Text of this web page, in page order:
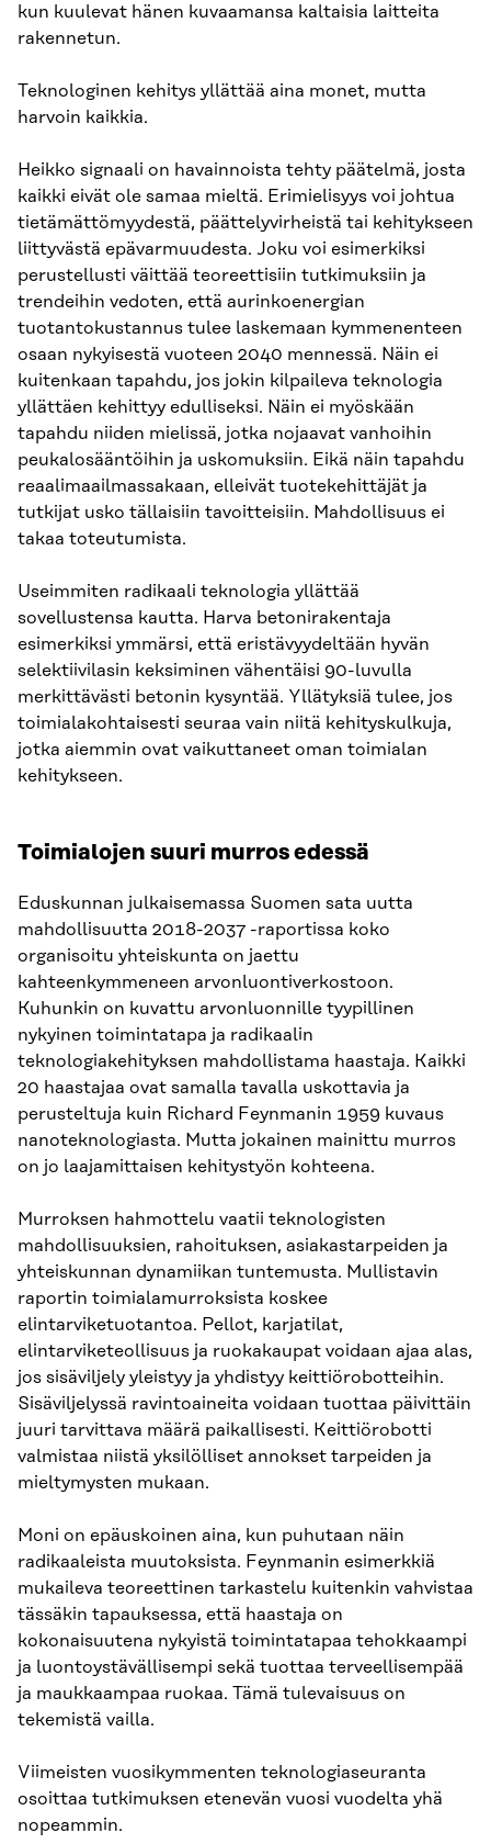
kun kuulevat hänen kuvaamansa kaltaisia laitteita
rakennetun.
Teknologinen kehitys yllättää aina monet, mutta
harvoin kaikkia.
Heikko signaali on havainnoista tehty päätelmä, josta
kaikki eivät ole samaa mieltä. Erimielisyys voi johtua
tietämättömyydestä, päättelyvirheistä tai kehitykseen
liittyvästä epävarmuudesta. Joku voi esimerkiksi
perustellusti väittää teoreettisiin tutkimuksiin ja
trendeihin vedoten, että aurinkoenergian
tuotantokustannus tulee laskemaan kymmenenteen
osaan nykyisestä vuoteen 2040 mennessä. Näin ei
kuitenkaan tapahdu, jos jokin kilpaileva teknologia
yllättäen kehittyy edulliseksi. Näin ei myöskään
tapahdu niiden mielissä, jotka nojaavat vanhoihin
peukalosääntöihin ja uskomuksiin. Eikä näin tapahdu
reaalimaailmassakaan, elleivät tuotekehittäjät ja
tutkijat usko tällaisiin tavoitteisiin. Mahdollisuus ei
takaa toteutumista.
Useimmiten radikaali teknologia yllättää
sovellustensa kautta. Harva betonirakentaja
esimerkiksi ymmärsi, että eristävyydeltään hyvän
selektiivilasin keksiminen vähentäisi 90-luvulla
merkittävästi betonin kysyntää. Yllätyksiä tulee, jos
toimialakohtaisesti seuraa vain niitä kehityskulkuja,
jotka aiemmin ovat vaikuttaneet oman toimialan
kehitykseen.
Toimialojen suuri murros edessä
Eduskunnan julkaisemassa Suomen sata uutta
mahdollisuutta 2018-2037 -raportissa koko
organisoitu yhteiskunta on jaettu
kahteenkymmeneen arvonluontiverkostoon.
Kuhunkin on kuvattu arvonluonnille tyypillinen
nykyinen toimintatapa ja radikaalin
teknologiakehityksen mahdollistama haastaja. Kaikki
20 haastajaa ovat samalla tavalla uskottavia ja
perusteltuja kuin Richard Feynmanin 1959 kuvaus
nanoteknologiasta. Mutta jokainen mainittu murros
on jo laajamittaisen kehitystyön kohteena.
Murroksen hahmottelu vaatii teknologisten
mahdollisuuksien, rahoituksen, asiakastarpeiden ja
yhteiskunnan dynamiikan tuntemusta. Mullistavin
raportin toimialamurroksista koskee
elintarviketuotantoa. Pellot, karjatilat,
elintarviketeollisuus ja ruokakaupat voidaan ajaa alas,
jos sisäviljely yleistyy ja yhdistyy keittiörobotteihin.
Sisäviljelyssä ravintoaineita voidaan tuottaa päivittäin
juuri tarvittava määrä paikallisesti. Keittiörobotti
valmistaa niistä yksilölliset annokset tarpeiden ja
mieltymysten mukaan.
Moni on epäuskoinen aina, kun puhutaan näin
radikaaleista muutoksista. Feynmanin esimerkkiä
mukaileva teoreettinen tarkastelu kuitenkin vahvistaa
tässäkin tapauksessa, että haastaja on
kokonaisuutena nykyistä toimintatapaa tehokkaampi
ja luontoystävällisempi sekä tuottaa terveellisempää
ja maukkaampaa ruokaa. Tämä tulevaisuus on
tekemistä vailla.
Viimeisten vuosikymmenten teknologiaseuranta
osoittaa tutkimuksen etenevän vuosi vuodelta yhä
nopeammin.